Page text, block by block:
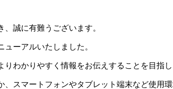
誠に有難うございます。
ーアルいたしました。
りわかりやすく情報をお伝えすることを目指
、スマートフォンやタブレット端末など使用